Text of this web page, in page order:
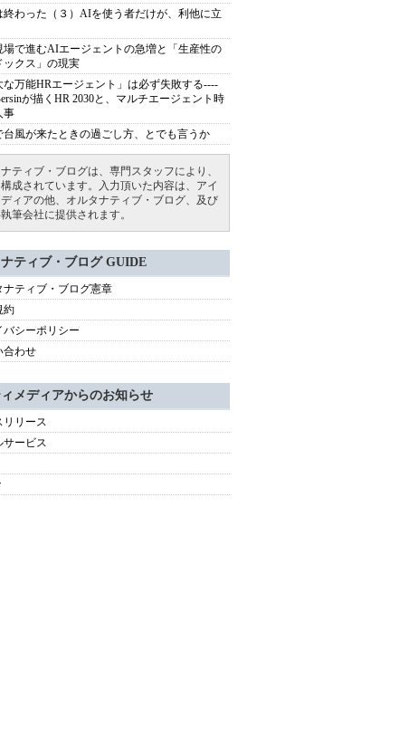
終わった（３）AIを使う者だけが、利他に立
場で進むAIエージェントの急増と「生産性の
ックス」の現実
な万能HRエージェント」は必ず失敗する----
が描くHR 2030と、マルチエージェント時
事
台風が来たときの過ごし方、とでも言うか
ティブ・ブログは、専門スタッフにより、
成されています。入力頂いた内容は、アイ
ィアの他、オルタナティブ・ブログ、及び
筆会社に提供されます。
ティブ・ブログ GUIDE
ナティブ・ブログ憲章
約
バシーポリシー
合わせ
メディアからのお知らせ
リリース
サービス